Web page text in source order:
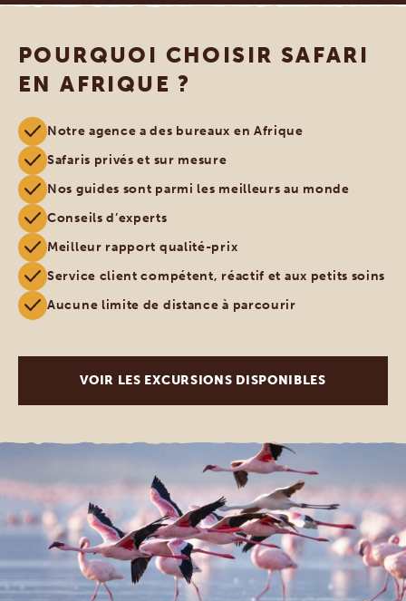
POURQUOI CHOISIR SAFARI
EN AFRIQUE ?
Notre agence a des bureaux en Afrique
Safaris privés et sur mesure
Nos guides sont parmi les meilleurs au monde
Conseils d’experts
Meilleur rapport qualité-prix
Service client compétent, réactif et aux petits soins
Aucune limite de distance à parcourir
VOIR LES EXCURSIONS DISPONIBLES